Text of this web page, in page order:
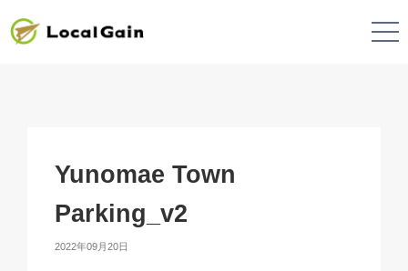
Yunomae Town
Parking_v2
2022年09月20日